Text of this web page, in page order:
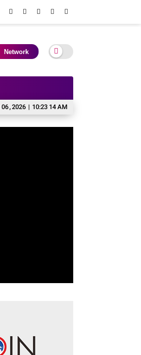
Network
06,2026 | 10:23 15 AM
Komitmen Pemkab Soppeng Cetak Kader